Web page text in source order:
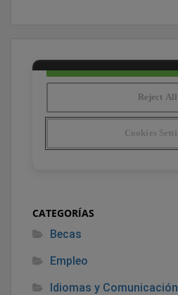
CATEGORÍAS
Becas
Empleo
Idiomas y Comunicación